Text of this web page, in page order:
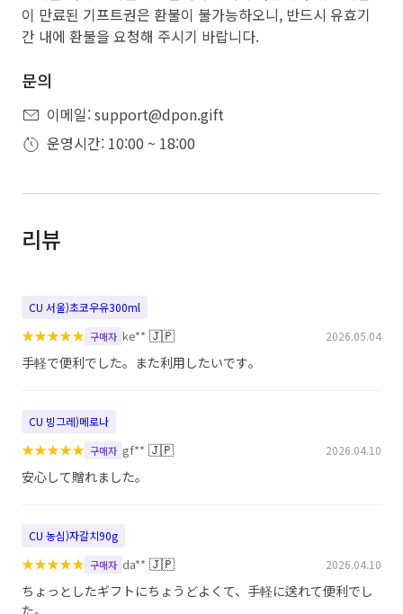
이 만료된 기프트권은 환불이 불가능하오니, 반드시 유효기
간 내에 환불을 요청해 주시기 바랍니다.
문의
이메일: support@dpon.gift
운영시간: 10:00 ~ 18:00
리뷰
CU 서울)초코우유300ml
★★★★★ 구매자 ke** 🇯🇵 2026.05.04
手軽で便利でした。また利用したいです。
CU 빙그레)메로나
★★★★★ 구매자 gf** 🇯🇵 2026.04.10
安心して贈れました。
CU 농심)자갈치90g
★★★★★ 구매자 da** 🇯🇵 2026.04.10
ちょっとしたギフトにちょうどよくて、手軽に送れて便利でし
た。